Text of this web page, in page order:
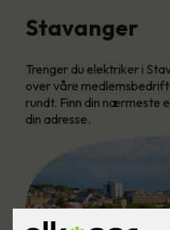
Stavanger
Trenger du elektriker i
over våre
rundt. Finn din nærmeste
din adresse.